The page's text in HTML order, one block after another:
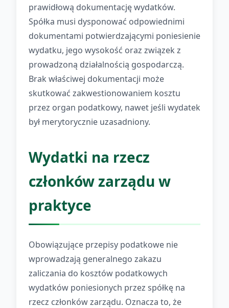
prawidłową dokumentację wydatków.
Spółka musi dysponować odpowiednimi
dokumentami potwierdzającymi poniesienie
wydatku, jego wysokość oraz związek z
prowadzoną działalnością gospodarczą.
Brak właściwej dokumentacji może
skutkować zakwestionowaniem kosztu
przez organ podatkowy, nawet jeśli wydatek
był merytorycznie uzasadniony.
Wydatki na rzecz
członków zarządu w
praktyce
Obowiązujące przepisy podatkowe nie
wprowadzają generalnego zakazu
zaliczania do kosztów podatkowych
wydatków poniesionych przez spółkę na
rzecz członków zarządu. Oznacza to, że